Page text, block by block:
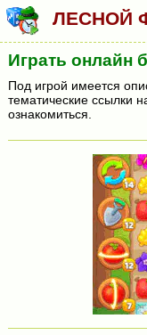
ЛЕСНОЙ
Играть онлайн
Под игрой имеется
тематические ссылки
ознакомиться.